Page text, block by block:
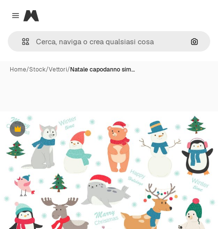
Close menu
Magnific
Cerca
Home/Stock/Vettori/Natale capodanno sim…
Premium